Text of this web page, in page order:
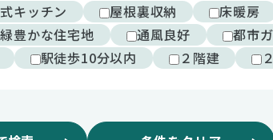
キッチン 屋根裏収納 床暖房
緑豊かな住宅地 通風良好 都市
駅徒歩10分以内 ２階建